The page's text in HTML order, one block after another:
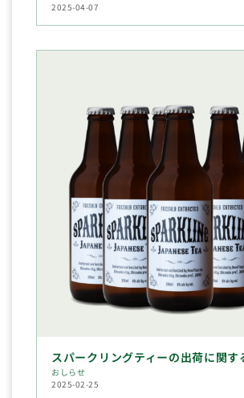
2025-04-07
スパークリングティーの出荷に関す
おしらせ
2025-02-25